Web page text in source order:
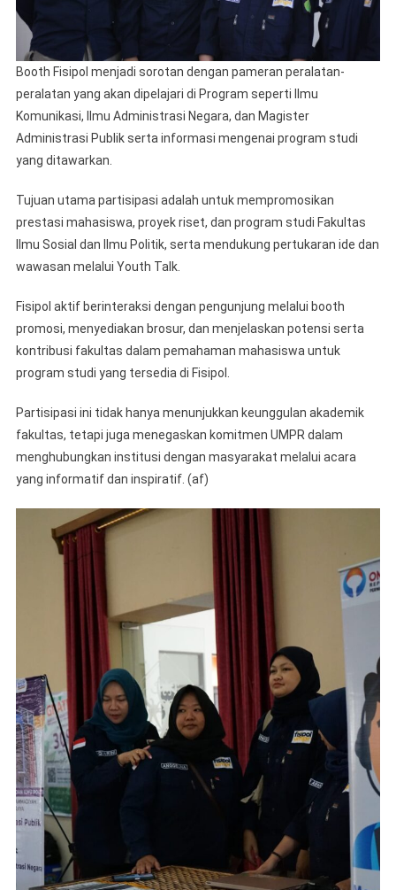
Booth Fisipol menjadi sorotan dengan pameran peralatan-
peralatan yang akan dipelajari di Program seperti Ilmu
Komunikasi, Ilmu Administrasi Negara, dan Magister
Administrasi Publik serta informasi mengenai program studi
yang ditawarkan.
Tujuan utama partisipasi adalah untuk mempromosikan
prestasi mahasiswa, proyek riset, dan program studi Fakultas
Ilmu Sosial dan Ilmu Politik, serta mendukung pertukaran ide dan
wawasan melalui Youth Talk.
Fisipol aktif berinteraksi dengan pengunjung melalui booth
promosi, menyediakan brosur, dan menjelaskan potensi serta
kontribusi fakultas dalam pemahaman mahasiswa untuk
program studi yang tersedia di Fisipol.
Partisipasi ini tidak hanya menunjukkan keunggulan akademik
fakultas, tetapi juga menegaskan komitmen UMPR dalam
menghubungkan institusi dengan masyarakat melalui acara
yang informatif dan inspiratif. (af)